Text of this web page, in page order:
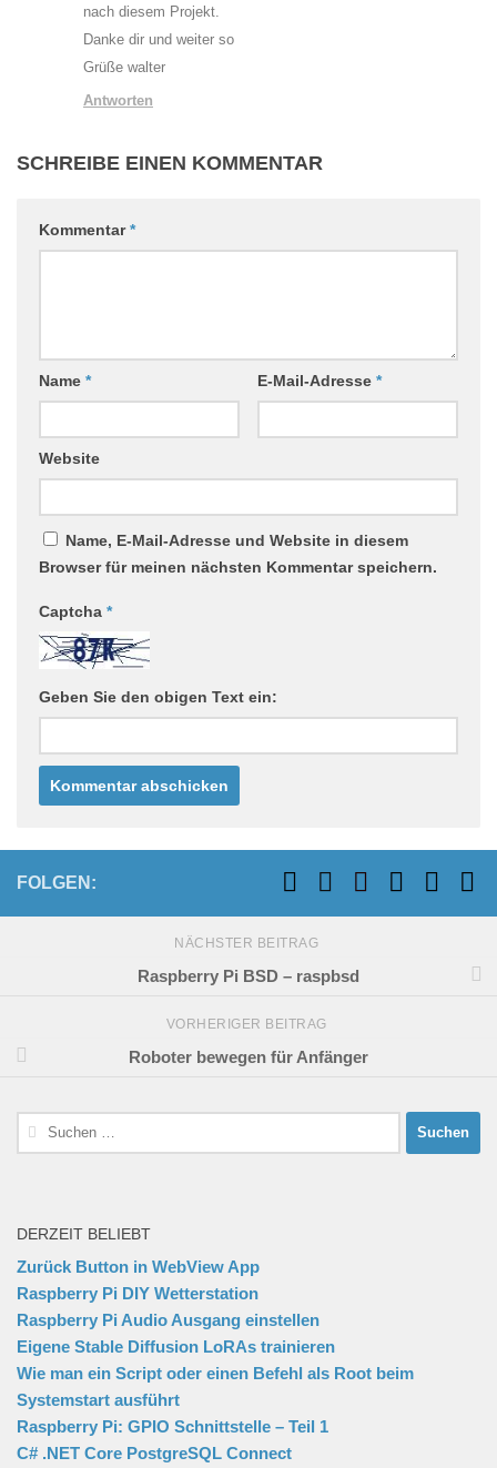
nach diesem Projekt.
Danke dir und weiter so
Grüße walter
Antworten
SCHREIBE EINEN KOMMENTAR
Kommentar*
Name * E-Mail-Adresse *
Website
Name, E-Mail-Adresse und Website in diesem
Browser für meinen nächsten Kommentar speichern.
Captcha *
Geben Sie den obigen Text ein:
FOLGEN:
NÄCHSTER BEITRAG
Raspberry Pi BSD – raspbsd
VORHERIGER BEITRAG
Roboter bewegen für Anfänger
Suchen
nach:
DERZEIT BELIEBT
Zurück Button in WebView App
Raspberry Pi DIY Wetterstation
Raspberry Pi Audio Ausgang einstellen
Eigene Stable Diffusion LoRAs trainieren
Wie man ein Script oder einen Befehl als Root beim
Systemstart ausführt
Raspberry Pi: GPIO Schnittstelle – Teil 1
C# .NET Core PostgreSQL Connect